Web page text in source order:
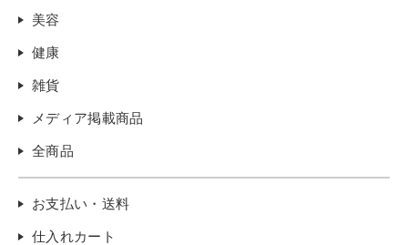
美容
健康
雑貨
メディア掲載商品
全商品
お支払い・送料
仕入れカート